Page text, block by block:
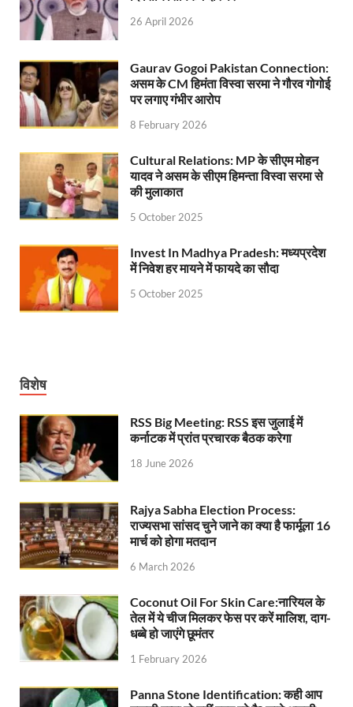
UP Rain Basera: योगी सरकार यात्रियों की सुरक्षा के
Indramani Badoni Jayanti: उत्तराखंड के गांधी को
CM Yogi meets Sify Chairman Raju Vegesna:
Nitin Nabin Bihar Visit: बिहार दौरे पर रहेंगे बीजेपी के
Kisan Samman Diwas: किसान सम्मान दिवस’ मनाएगी
UP Vidhan Sabha Budget: योगी सरकार ने
UP Vidhan Sabha:देश में दो नमूने हैं, जब कोई चर्चा
River Drone Survey Model: सीएम योगी के रिवर ड्रोन
Yuwa Sahkar Sammelan: मुख्यमंत्री ने डीएम वाराणसी
Save Aravali Movement: क्या है अरावली की नई
UP Cough Syrup Issue: कोडीन युक्त कफ सिरप मामले
UP Road Safty: सड़क सुरक्षा के लिए मुख्यमंत्री का 4-ई
KP Maurya Statement: माफिया और समाजवादी पार्टी
FSSAI: जांच में अंडे पूरी तरह सुरक्षित पाए गए: FSSAI
Anil Vij Statement: कांग्रेस का अविश्वास प्रस्ताव
26 April 2026
Gaurav Gogoi Pakistan Connection:
असम के CM हिमंता विस्वा सरमा ने गौरव गोगोई
पर लगाए गंभीर आरोप
8 February 2026
Cultural Relations: MP के सीएम मोहन
यादव ने असम के सीएम हिमन्ता विस्वा सरमा से
की मुलाकात
5 October 2025
Invest In Madhya Pradesh: मध्यप्रदेश
में निवेश हर मायने में फायदे का सौदा
5 October 2025
विशेष
RSS Big Meeting: RSS इस जुलाई में
कर्नाटक में प्रांत प्रचारक बैठक करेगा
18 June 2026
Rajya Sabha Election Process:
राज्यसभा सांसद चुने जाने का क्या है फार्मूला 16
मार्च को होगा मतदान
6 March 2026
Coconut Oil For Skin Care:नारियल के
तेल में ये चीज मिलकर फेस पर करें मालिश, दाग-
धब्बे हो जाएंगे छूमंतर
1 February 2026
Panna Stone Identification: कही आप